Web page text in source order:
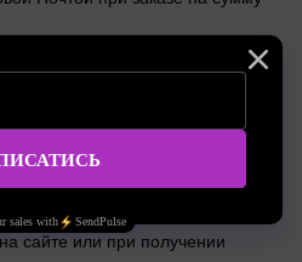
при заказе на сумму от
сайте или при получении